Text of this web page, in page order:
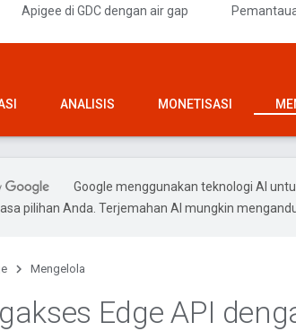
Apigee di GDC dengan air gap
ANALISIS MONETISASI
Google menggunakan teknologi AI
pilihan Anda. Terjemahan AI mungkin
Mengelola
Edge API